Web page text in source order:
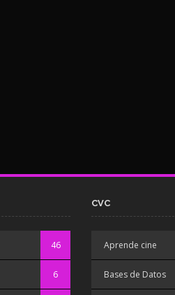
46
6
CVC
Aprende cine
Bases de Datos